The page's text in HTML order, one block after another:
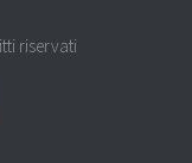
riservati